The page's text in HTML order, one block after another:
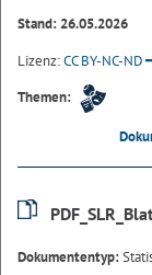
Stand: 26.05.2026
Lizenz:CC BY-NC-ND
Themen:
Dokumententyp: